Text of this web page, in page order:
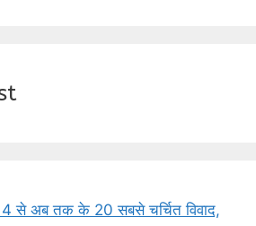
से अब तक के 20 सबसे चर्चित विवाद,